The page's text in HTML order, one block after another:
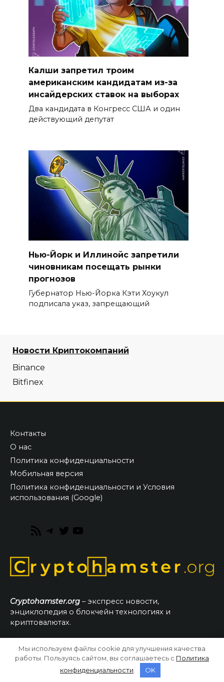
Калши запретил троим
американским кандидатам из-за
инсайдерских ставок на выборах
Два кандидата в Конгресс США и один
действующий депутат
Нью-Йорк и Иллинойс запретили
чиновникам посещать рынки
прогнозов
Губернатор Нью-Йорка Кэти Хоукул
подписала указ, запрещающий
Новости Криптокомпаний
Binance
Bitfinex
Контакты
О нас
Политика конфиденциальности
Мобильная версия
Политика конфиденциальности и Условия
использования (Google)
RSS
Telegram
Twitter
Cryptohamster.org – экспресс новости,
энциклопедия о блокчейн технологиях и
криптовалютах.
© 2026 CryptoHamster.org
Мы используем файлы cookie для улучшения качества
работы. Пользуясь сайтом, вы соглашаетесь с Политика
конфиденциальности
OK